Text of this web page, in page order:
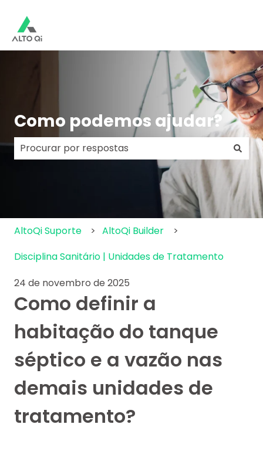
Como podemos ajudar?
Não há sugestões porque o campo de pesquisa
AltoQi Suporte
AltoQi Builder
Disciplina Sanitário | Unidades de Tratamento
24 de novembro de 2025
Como definir a
habitação do tanque
séptico e a vazão nas
demais unidades de
tratamento?